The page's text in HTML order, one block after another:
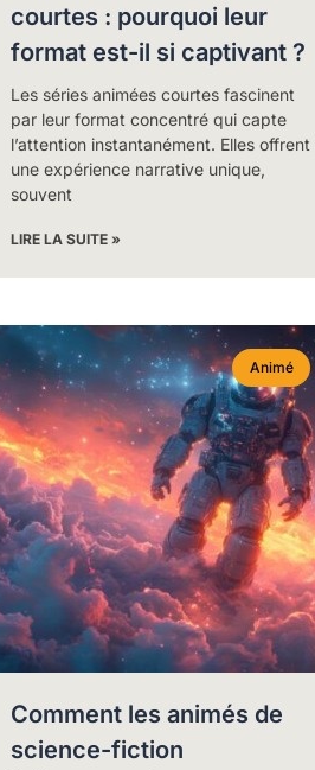
courtes : pourquoi leur
format est-il si captivant ?
Les séries animées courtes fascinent
par leur format concentré qui capte
l’attention instantanément. Elles offrent
une expérience narrative unique,
souvent
LIRE LA SUITE »
Animé
Comment les animés de
science-fiction